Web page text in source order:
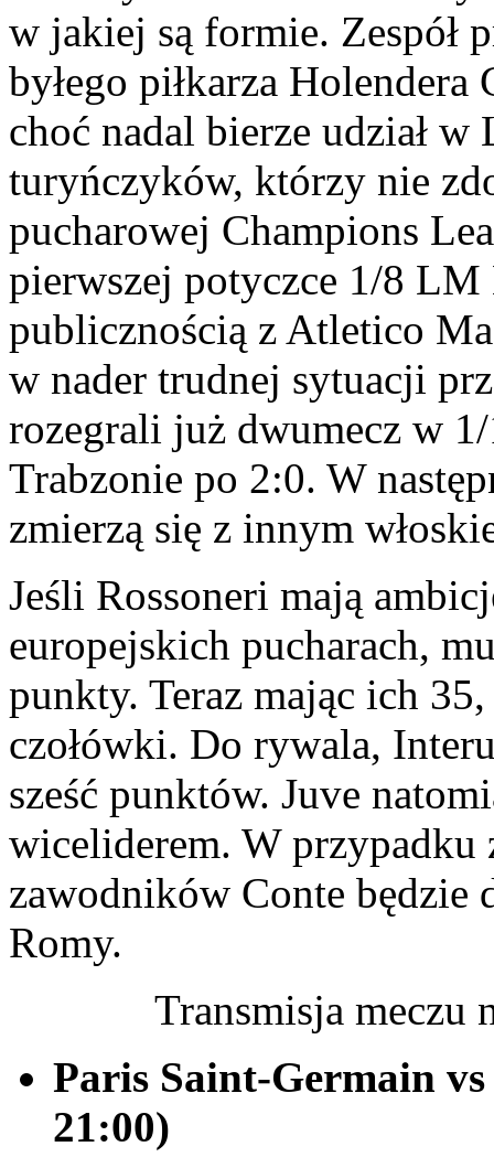
w jakiej są formie. Zespół
byłego piłkarza Holendera
choć nadal bierze udział
turyńczyków, którzy nie
pucharowej Champions
pierwszej potyczce 1/8 LM
publicznością z Atletico
w nader trudnej sytuacji
rozegrali już dwumecz w
Trabzonie po 2:0. W
zmierzą się z innym
Jeśli Rossoneri mają
europejskich pucharach,
punkty. Teraz mając ich
czołówki. Do rywala,
sześć punktów. Juve
wiceliderem. W
zawodników Conte będzie
Romy.
Transmisja meczu
Paris Saint-Germain
21:00)